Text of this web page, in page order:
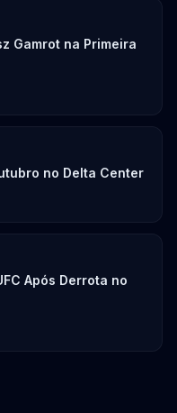
Gamrot na Primeira
no Delta Center
Após Derrota no